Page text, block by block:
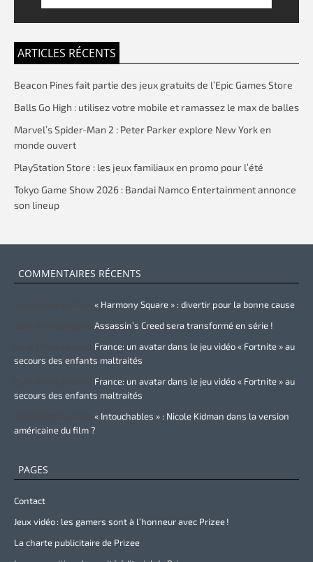
ARTICLES RÉCENTS
Beacon Pines fait partie des jeux gratuits de l’Epic Games Store
Balls Go High : utilisez votre mobile et ramassez le max de balles
Marvel’s Spider-Man 2 : Peter Parker explore New York en
monde ouvert
PlayStation Store : les jeux familiaux en promo pour l’été
Tokyo Game Show 2026 : Bandai Namco Entertainment annonce
son lineup
COMMENTAIRES RÉCENTS
« Harmony Square » : divertir pour la bonne cause
Assassin’s Creed sera transformé en série !
France: un avatar dans le jeu vidéo « Fortnite » au
secours des enfants maltraités
France: un avatar dans le jeu vidéo « Fortnite » au
secours des enfants maltraités
« Intouchables » : Nicole Kidman dans la version
américaine du film ?
PAGES
Contact
Jeux vidéo : les gamers sont à l’honneur avec Prizee !
La charte publicitaire de Prizee